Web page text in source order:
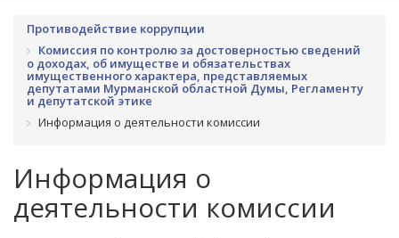
Противодействие коррупции
Комиссия по контролю за достоверностью сведений
о доходах, об имуществе и обязательствах
имущественного характера, представляемых
депутатами Мурманской областной Думы, Регламенту
и депутатской этике
Информация о деятельности комиссии
Информация о
деятельности комиссии